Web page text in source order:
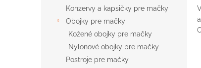
Konzervy a kapsičky pre mačky
Obojky pre mačky
Kožené obojky pre mačky
Nylonové obojky pre mačky
Postroje pre mačky